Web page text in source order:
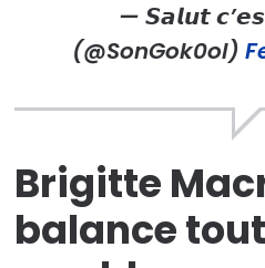
— 𝙎𝙖𝙡𝙪𝙩
(@SonGok0ol)
Brigitte
balance